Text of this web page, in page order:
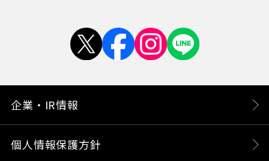
企業・IR情報
個人情報保護方針